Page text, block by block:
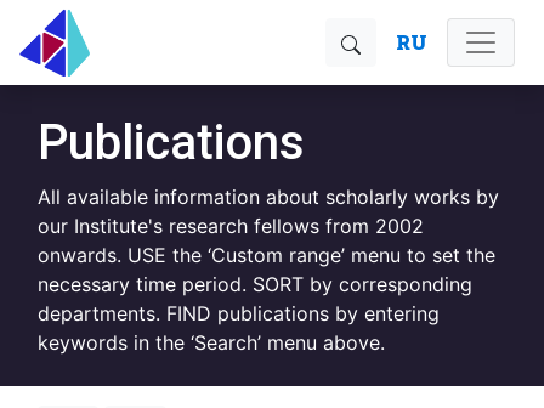
RU
Publications
All available information about scholarly works by
our Institute's research fellows from 2002
onwards. USE the ‘Custom range’ menu to set the
necessary time period. SORT by corresponding
departments. FIND publications by entering
keywords in the ‘Search’ menu above.